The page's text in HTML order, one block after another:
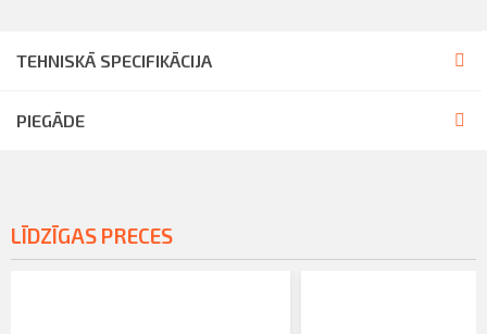
TEHNISKĀ SPECIFIKĀCIJA
PIEGĀDE
LĪDZĪGAS PRECES